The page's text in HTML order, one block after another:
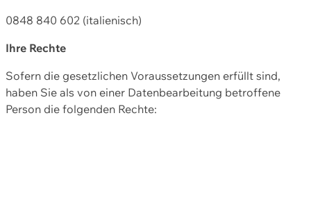
0848 840 602 (italienisch)
Ihre Rechte
Sofern die gesetzlichen Voraussetzungen erfüllt sind,
haben Sie als von einer Datenbearbeitung betroffene
Person die folgenden Rechte: